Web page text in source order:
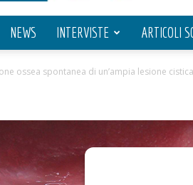
NEWS INTERVISTE ARTICOLI
ossea spontanea di un’ampia lesione